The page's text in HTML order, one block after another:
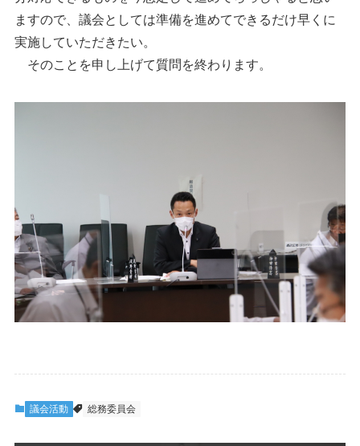
ますので、議会としては準備を進めてできるだけ早くに
実施していただきたい。
そのことを申し上げて質問を終わります。
議会活動 総務委員会